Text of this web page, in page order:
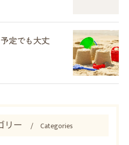
定でも大丈
リー Categories